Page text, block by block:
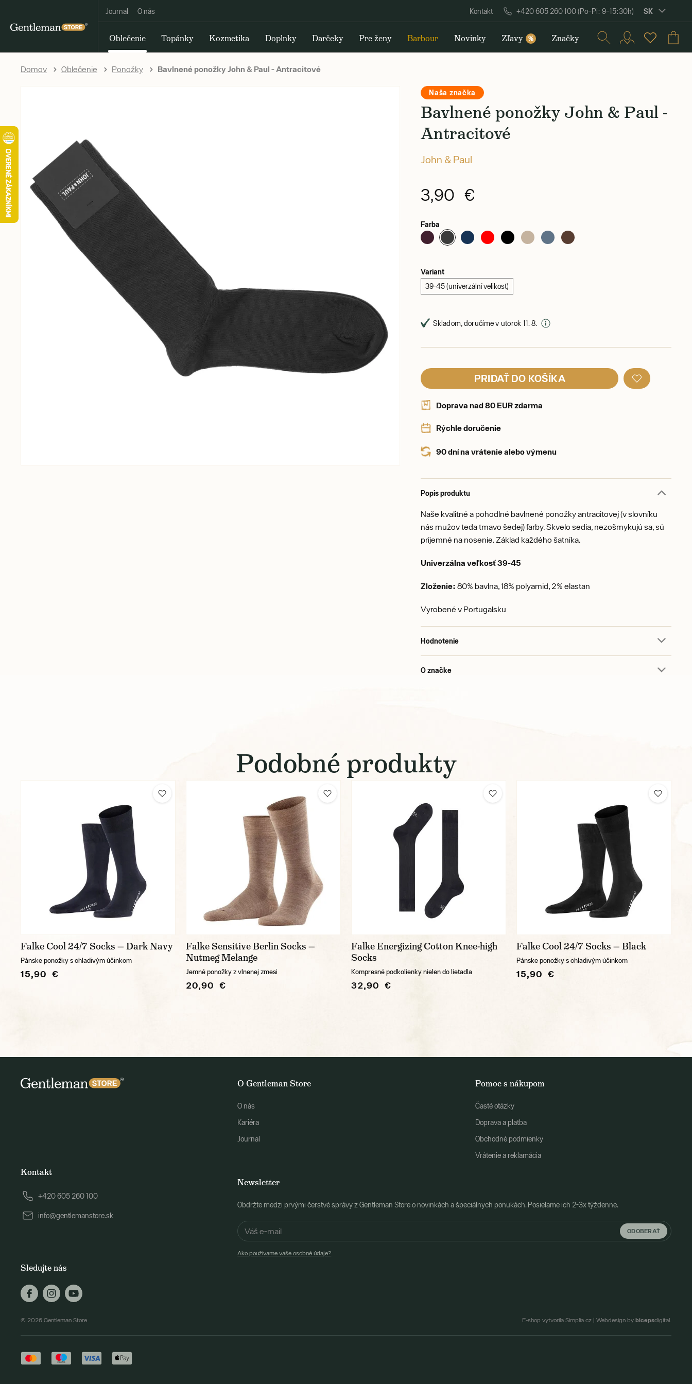
Journal O nás Kontakt +420 605 260 100 (Po–Pi: 9–15:30h) SK
Oblečenie Topánky Kozmetika Doplnky Darčeky Pre ženy Barbour Novinky Zľavy % Značky
Domov Oblečenie Ponožky Bavlnené ponožky John & Paul - Antracitové
Naša značka
Bavlnené ponožky John & Paul -
Antracitové
John & Paul
3,90 €
Farba
Variant
39-45 (univerzální velikost)
Skladom, doručíme v utorok 11. 8.
PRIDAŤ DO KOŠÍKA
Doprava nad 80 EUR zdarma
Rýchle doručenie
90 dní na vrátenie alebo výmenu
Popis produktu
Naše kvalitné a pohodlné bavlnené ponožky antracitovej (v slovníku
nás mužov teda tmavo šedej) farby. Skvelo sedia, nezošmykujú sa, sú
príjemné na nosenie. Základ každého šatníka.
Univerzálna veľkosť 39-45
Zloženie: 80% bavlna, 18% polyamid, 2% elastan
Vyrobené v Portugalsku
Hodnotenie
O značke
Podobné produkty
Falke Cool 24/7 Socks — Dark Navy
Pánske ponožky s chladivým účinkom
15,90 €
Falke Sensitive Berlin Socks —
Nutmeg Melange
Jemné ponožky z vlnenej zmesi
20,90 €
Falke Energizing Cotton Knee-high
Socks
Kompresné podkolienky nielen do lietadla
32,90 €
Falke Cool 24/7 Socks — Black
Pánske ponožky s chladivým účinkom
15,90 €
O Gentleman Store
O nás
Kariéra
Journal
Pomoc s nákupom
Časté otázky
Doprava a platba
Obchodné podmienky
Vrátenie a reklamácia
Newsletter
Obdržte medzi prvými čerstvé správy z Gentleman Store o novinkách a špeciálnych ponukách. Posielame ich 2-3x týždenne.
ODOBERAŤ
Ako používame vaše osobné údaje?
Kontakt
+420 605 260 100
info@gentlemanstore.sk
Sledujte nás
© 2026 Gentleman Store E-shop vytvorila Simplia.cz | Webdesign by bicepsdigital.